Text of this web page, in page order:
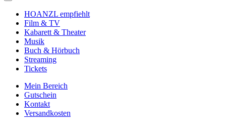
HOANZL empfiehlt
Film & TV
Kabarett & Theater
Musik
Buch & Hörbuch
Streaming
Tickets
Mein Bereich
Gutschein
Kontakt
Versandkosten